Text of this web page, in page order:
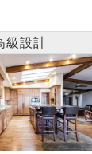
級設計